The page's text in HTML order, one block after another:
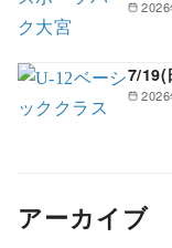
2026
2026
7/19(
アーカイブ